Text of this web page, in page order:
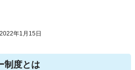
年1月15日
制度とは